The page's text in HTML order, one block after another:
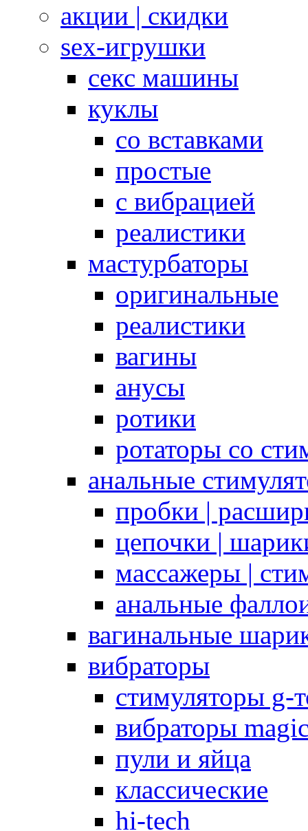
акции | скидки
sex-игрушки
секс машины
куклы
со вставками
простые
с вибрацией
реалистики
мастурбаторы
оригинальные
реалистики
вагины
анусы
ротики
ротаторы со
анальные
пробки |
цепочки |
массажеры |
анальные
вагинальные
вибраторы
стимуляторы g-
вибраторы
пули и яйца
классические
hi-tech